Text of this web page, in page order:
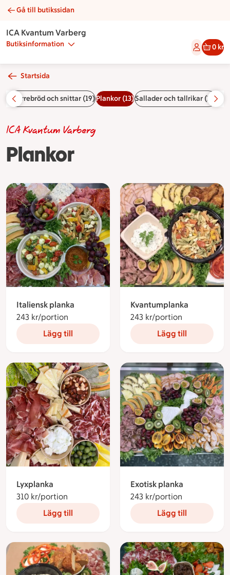
Plankor | Catering ICA Kvantum Varberg
Gå till butikssidan
ICA Kvantum Varberg
Butiksinformation 0 kr
Startsida
Smörrebröd och snittar (19)Plankor (13)Sallader och tallrikar (13)
Plankor
ICA Kvantum Varberg
Italiensk planka
243 kr/portion 243 kronor per portion
Lägg till
Kvantumplanka
243 kr/portion
Lägg till
Lyxplanka
310 kr/portion 310 kronor per portion
Lägg till
Exotisk planka
243 kr/portion
Lägg till